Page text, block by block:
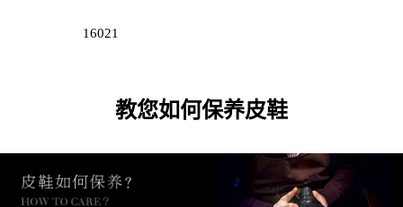
16021
教您如何保养皮鞋